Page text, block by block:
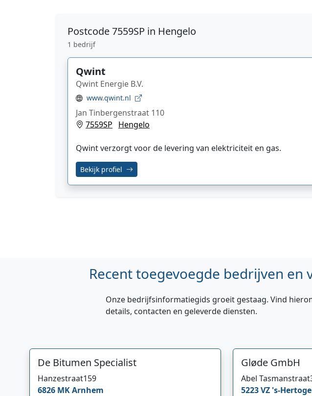
Postcode7559SP in Hengelo
1 bedrijf
Qwint
Qwint Energie B.V.
www.qwint.nl
Jan Tinbergenstraat 110
7559SP
Hengelo
Qwint verzorgt voor de levering van elektriciteit en gas.
Bekijk profiel
Recent toegevoegde bedrijven
Onze bedrijfsinformatiegids groeit gestaag. Vind
details, contacten en geleverde diensten.
De Bitumen Specialist
Hanzestraat159
6826 MKArnhem
Gløde GmbH
Abel Tasmanstraat
5223 VZ 's-